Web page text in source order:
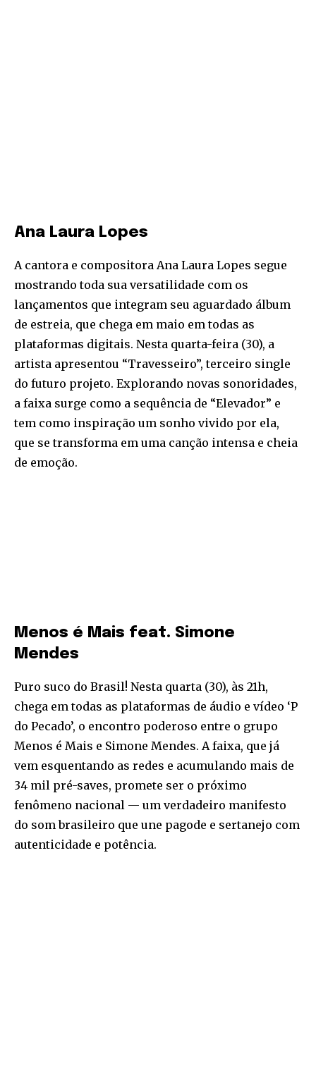
Ana Laura Lopes
A cantora e compositora Ana Laura Lopes segue
mostrando toda sua versatilidade com os
lançamentos que integram seu aguardado álbum
de estreia, que chega em maio em todas as
plataformas digitais. Nesta quarta-feira (30), a
artista apresentou “Travesseiro”, terceiro single
do futuro projeto. Explorando novas sonoridades,
a faixa surge como a sequência de “Elevador” e
tem como inspiração um sonho vivido por ela,
que se transforma em uma canção intensa e cheia
de emoção.
Menos é Mais feat. Simone
Mendes
Puro suco do Brasil! Nesta quarta (30), às 21h,
chega em todas as plataformas de áudio e vídeo ‘P
do Pecado’, o encontro poderoso entre o grupo
Menos é Mais e Simone Mendes. A faixa, que já
vem esquentando as redes e acumulando mais de
34 mil pré-saves, promete ser o próximo
fenômeno nacional — um verdadeiro manifesto
do som brasileiro que une pagode e sertanejo com
autenticidade e potência.